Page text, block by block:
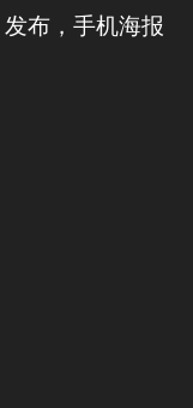
布，手机海报